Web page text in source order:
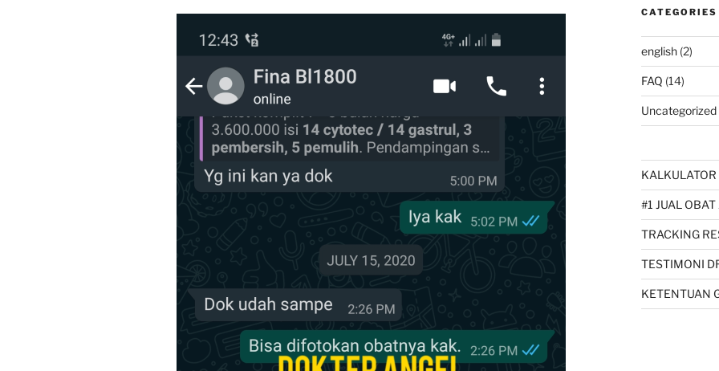
CATEGORIES
english(2)
FAQ (14)
Uncategorized
#1 JUAL
TRACKING
TESTIMONI
KETENTUAN